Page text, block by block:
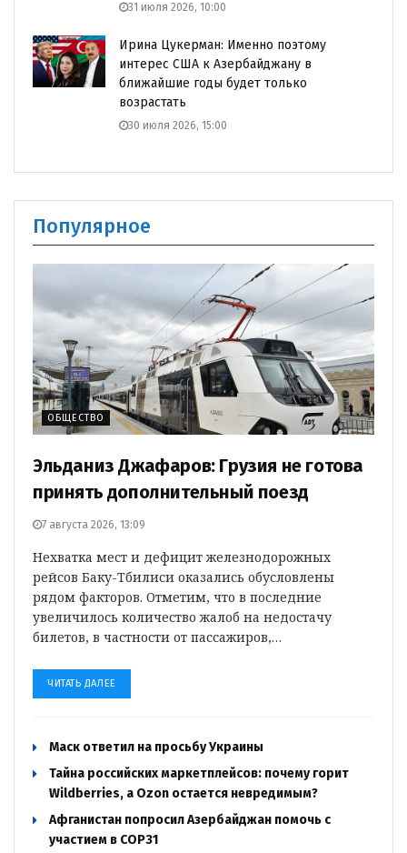
31 июля 2026, 10:00
Ирина Цукерман: Именно поэтому
интерес США к Азербайджану в
ближайшие годы будет только
возрастать
30 июля 2026, 15:00
Популярное
ОБЩЕСТВО
Эльданиз Джафаров: Грузия не готова
принять дополнительный поезд
7 августа 2026, 13:09
Нехватка мест и дефицит железнодорожных
рейсов Баку-Тбилиси оказались обусловлены
рядом факторов. Отметим, что в последние
увеличилось количество жалоб на недостачу
билетов, в частности от пассажиров,…
ЧИТАТЬ ДАЛЕЕ
Маск ответил на просьбу Украины
Тайна российских маркетплейсов: почему горит
Wildberries, а Ozon остается невредимым?
Афганистан попросил Азербайджан помочь с
участием в COP31